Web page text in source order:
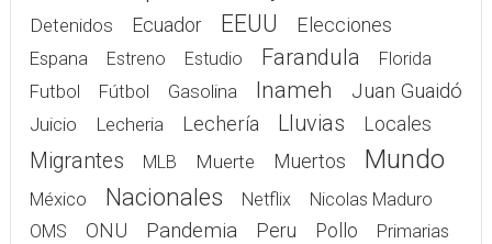
Detenidos Ecuador EEUU Elecciones
Espana Estreno Estudio Farandula
Florida
Futbol
Fútbol Gasolina Inameh Juan Guaidó
Juicio Lecheria Lechería Lluvias Locales
Migrantes MLB Muerte Muertos Mundo
México Nacionales Netflix
Nicolas Maduro
OMS
ONU Pandemia Peru Pollo
Primarias